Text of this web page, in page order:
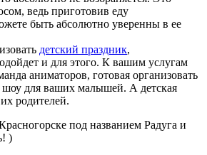
ведь приготовив еду
быть абсолютно уверенны в ее
детский праздник,
и для этого. К вашим услугам
аниматоров, готовая организовать
шоу для ваших малышей. А детская
родителей.
под названием Радуга и
)